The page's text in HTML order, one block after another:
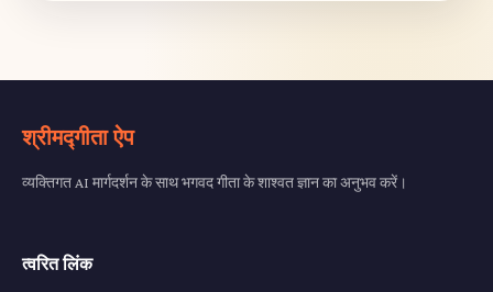
श्रीमद्गीता ऐप
व्यक्तिगत AI मार्गदर्शन के साथ भगवद गीता के शाश्वत ज्ञान का अनुभव करें।
त्वरित लिंक